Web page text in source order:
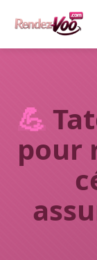
💪
pour